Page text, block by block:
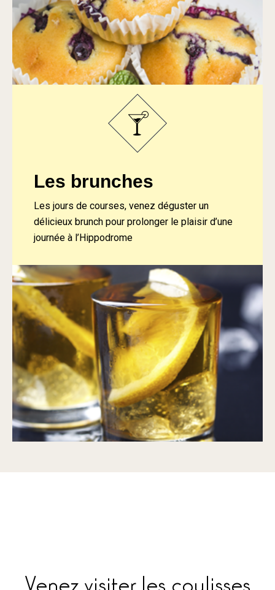
Les brunches
Les jours de courses, venez déguster un
délicieux brunch pour prolonger le plaisir d’une
journée à l’Hippodrome